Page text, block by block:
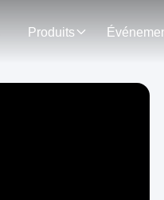
Produits